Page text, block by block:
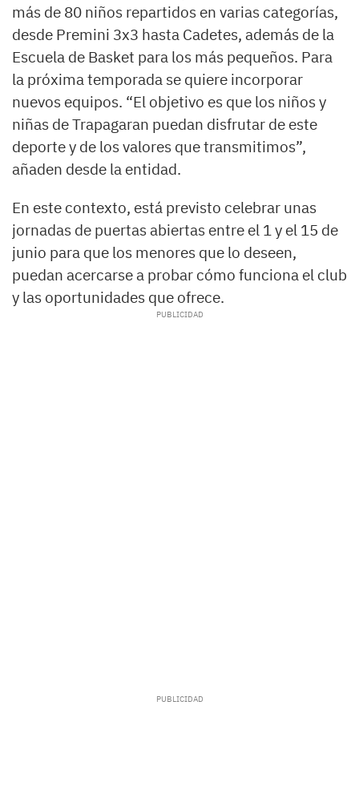
más de 80 niños repartidos en varias categorías,
desde Premini 3x3 hasta Cadetes, además de la
Escuela de Basket para los más pequeños. Para
la próxima temporada se quiere incorporar
nuevos equipos. “El objetivo es que los niños y
niñas de Trapagaran puedan disfrutar de este
deporte y de los valores que transmitimos”,
añaden desde la entidad.
En este contexto, está previsto celebrar unas
jornadas de puertas abiertas entre el 1 y el 15 de
junio para que los menores que lo deseen,
puedan acercarse a probar cómo funciona el club
y las oportunidades que ofrece.